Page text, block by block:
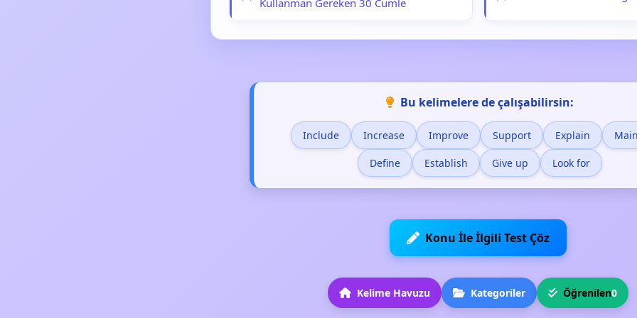
Kullanman Gereken 30 Cümle
Bu kelimelere de çalışabilirsin:
Include Increase Improve Support Explain
Define Establish Give up Look for
Konu İle İlgili Test Çöz
Kelime Havuzu Kategoriler Öğrenilen0